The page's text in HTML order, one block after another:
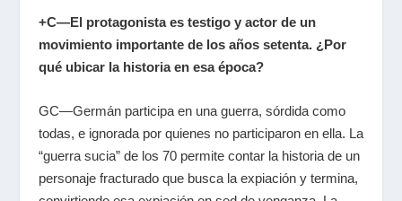
+C—El protagonista es testigo y actor de un
movimiento importante de los años setenta. ¿Por
qué ubicar la historia en esa época?
GC—Germán participa en una guerra, sórdida como
todas, e ignorada por quienes no participaron en ella. La
“guerra sucia” de los 70 permite contar la historia de un
personaje fracturado que busca la expiación y termina,